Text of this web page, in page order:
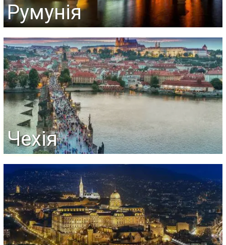
Румунія
Чехія